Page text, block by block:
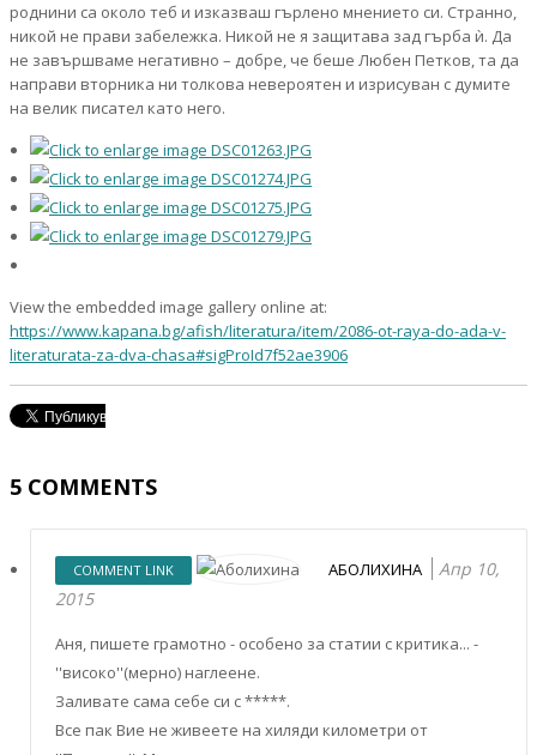
роднини са около теб и изказваш гърлено мнението си. Странно,
никой не прави забележка. Никой не я защитава зад гърба ѝ. Да
не завършваме негативно – добре, че беше Любен Петков, та да
направи вторника ни толкова невероятен и изрисуван с думите
на велик писател като него.
View the embedded image gallery online at:
https://www.kapana.bg/afish/literatura/item/2086-ot-raya-do-ada-v-
literaturata-za-dva-chasa#sigProId7f52ae3906
5 COMMENTS
COMMENT LINK АБОЛИХИНА
Апр 10,
2015
Аня, пишете грамотно - особено за статии с критика... -
''високо''(мерно) наглеене.
Заливате сама себе си с *****.
Все пак Вие не живеете на хиляди километри от